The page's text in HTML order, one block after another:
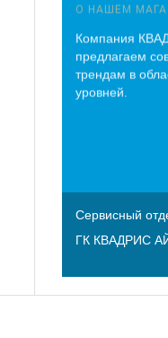
О НАШЕМ
Компания
предлагаем
трендам в
уровней.
Сервисный
ГК КВАДРИС